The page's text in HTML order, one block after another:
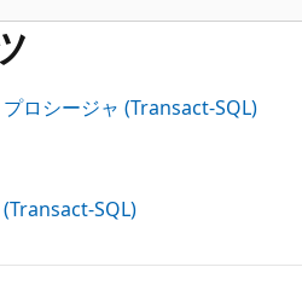
ロシージャ (Transact-SQL)
SQL)